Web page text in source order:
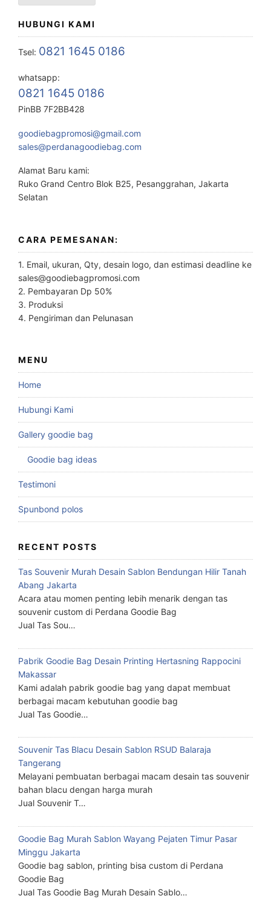
HUBUNGI KAMI
Tsel: 0821 1645 0186
whatsapp:
0821 1645 0186
PinBB 7F2BB428
goodiebagpromosi@gmail.com
sales@perdanagoodiebag.com
Alamat Baru kami:
Ruko Grand Centro Blok B25, Pesanggrahan, Jakarta
Selatan
CARA PEMESANAN:
1. Email, ukuran, Qty, desain logo, dan estimasi deadline ke
sales@goodiebagpromosi.com
2. Pembayaran Dp 50%
3. Produksi
4. Pengiriman dan Pelunasan
MENU
Home
Hubungi Kami
Gallery goodie bag
Goodie bag ideas
Testimoni
Spunbond polos
RECENT POSTS
Tas Souvenir Murah Desain Sablon Bendungan Hilir Tanah
Abang Jakarta
Acara atau momen penting lebih menarik dengan tas
souvenir custom di Perdana Goodie Bag
Jual Tas Sou…
Pabrik Goodie Bag Desain Printing Hertasning Rappocini
Makassar
Kami adalah pabrik goodie bag yang dapat membuat
berbagai macam kebutuhan goodie bag
Jual Tas Goodie…
Souvenir Tas Blacu Desain Sablon RSUD Balaraja
Tangerang
Melayani pembuatan berbagai macam desain tas souvenir
bahan blacu dengan harga murah
Jual Souvenir T…
Goodie Bag Murah Sablon Wayang Pejaten Timur Pasar
Minggu Jakarta
Goodie bag sablon, printing bisa custom di Perdana
Goodie Bag
Jual Tas Goodie Bag Murah Desain Sablo…